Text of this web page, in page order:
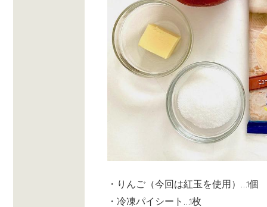
・りんご（今回は紅玉を使用）…1個
・冷凍パイシート…1枚